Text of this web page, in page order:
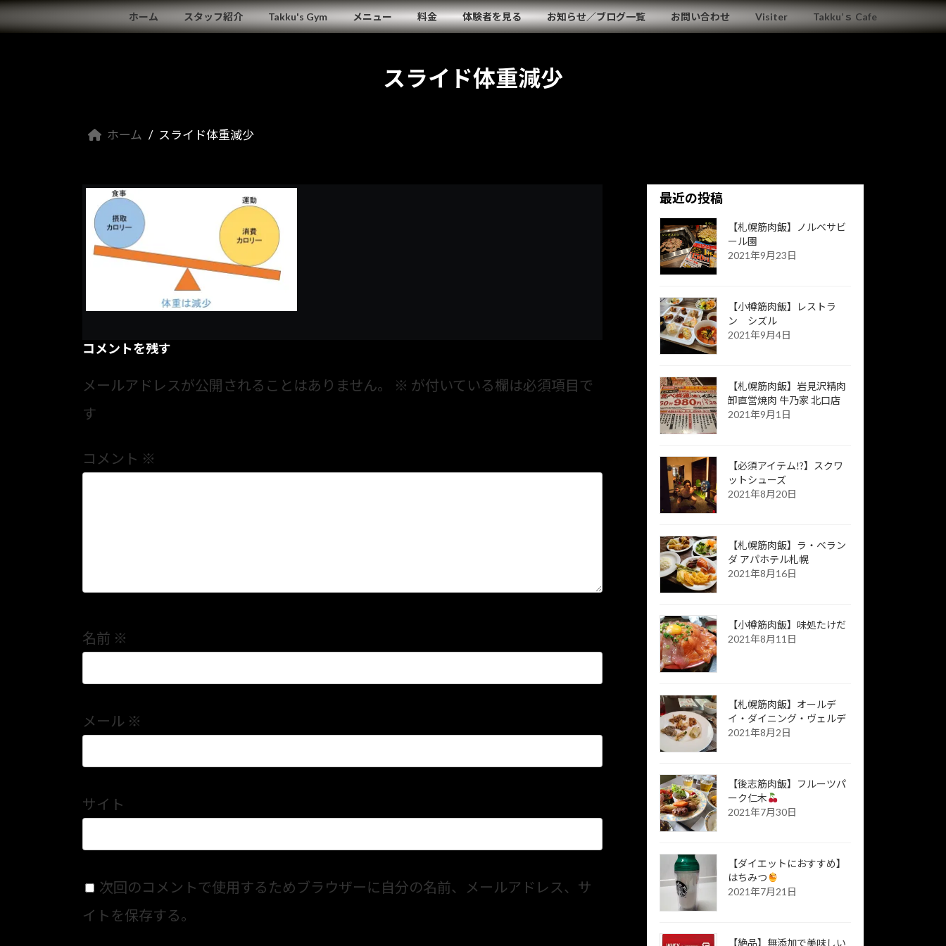
コ
ン
ナ
ビ
ホーム スタッフ紹介 Takku's Gym メニュー 料金 体験者を見る お知らせ／ブログ一覧 お問い合わせ Visiter Takku’ｓ Cafe
スライド体重減少
ホーム スライド体重減少
コメントを残す
メールアドレスが公開されることはありません。 ※ が付いている欄は必須項目で
す
コメント ※
名前 ※
メール ※
サイト
次回のコメントで使用するためブラウザーに自分の名前、メールアドレス、サ
イトを保存する。
最近の投稿
【札幌筋肉飯】ノルベサビ
ール園
2021年9月23日
【小樽筋肉飯】レストラ
ン シズル
2021年9月4日
【札幌筋肉飯】岩見沢精肉
卸直営焼肉 牛乃家 北口店
2021年9月1日
【必須アイテム!?】スクワ
ットシューズ
2021年8月20日
【札幌筋肉飯】ラ・ベラン
ダ アパホテル札幌
2021年8月16日
【小樽筋肉飯】味処たけだ
2021年8月11日
【札幌筋肉飯】オールデ
イ・ダイニング・ヴェルデ
2021年8月2日
【後志筋肉飯】フルーツパ
ーク仁木
2021年7月30日
【ダイエットにおすすめ】
はちみつ
2021年7月21日
【絶品】無添加で美味しい